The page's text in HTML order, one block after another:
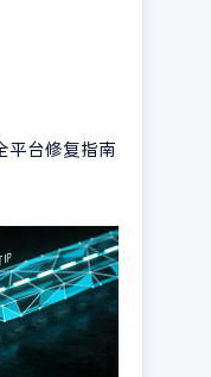
平台修复指南